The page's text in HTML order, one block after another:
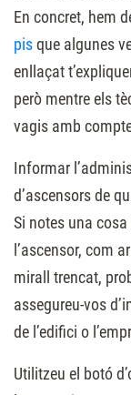
En concret, hem
pisque algunes
enllaçat
però mentre els
vagis amb
Informar
d’ascensors de
Si notes una
l’ascensor, com
mirall trencat,
assegureu-vos
de l’edifici o
Utilitzeu el botó